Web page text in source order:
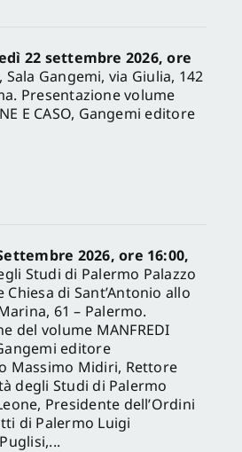
22 settembre 2026, ore
Sala Gangemi, via Giulia, 142
Presentazione volume
E CASO, Gangemi editore
2026, ore 16:00,
Studi di Palermo Palazzo
di Sant’Antonio allo
61 – Palermo.
del volume MANFREDI
editore
Massimo Midiri, Rettore
degli Studi di Palermo
Presidente dell’Ordini
di Palermo Luigi